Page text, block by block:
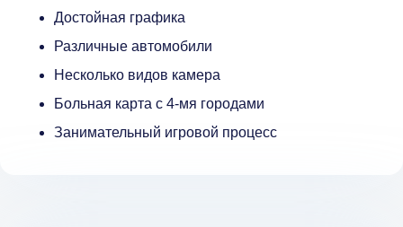
Достойная графика
Различные автомобили
Несколько видов камера
Больная карта с 4-мя городами
Занимательный игровой процесс